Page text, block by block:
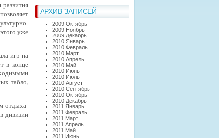
АРХИВ ЗАПИСЕЙ
2009 Октябрь
2009 Ноябрь
2009 Декабрь
2010 Январь
2010 Февраль
2010 Март
2010 Апрель
2010 Май
2010 Июнь
2010 Июль
2010 Август
2010 Сентябрь
2010 Октябрь
2010 Декабрь
2011 Январь
2011 Февраль
2011 Март
2011 Апрель
2011 Май
2011 Июнь
уже
игр на
в конце
табло,
отдыха
дивизии